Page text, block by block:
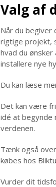
Valg af
Når du
rigtige projekt,
hvad du
installere nye
Du kan læse
Det kan være
idé at begynde
verdenen.
Tænk også
købes hos
Vurder dit